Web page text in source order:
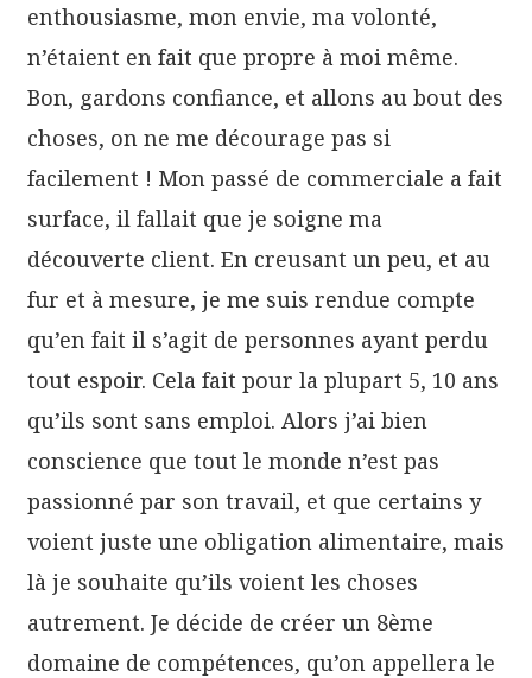
enthousiasme, mon envie, ma volonté,
n’étaient en fait que propre à moi même.
Bon, gardons confiance, et allons au bout des
choses, on ne me décourage pas si
facilement ! Mon passé de commerciale a fait
surface, il fallait que je soigne ma
découverte client. En creusant un peu, et au
fur et à mesure, je me suis rendue compte
qu’en fait il s’agit de personnes ayant perdu
tout espoir. Cela fait pour la plupart 5, 10 ans
qu’ils sont sans emploi. Alors j’ai bien
conscience que tout le monde n’est pas
passionné par son travail, et que certains y
voient juste une obligation alimentaire, mais
là je souhaite qu’ils voient les choses
autrement. Je décide de créer un 8ème
domaine de compétences, qu’on appellera le